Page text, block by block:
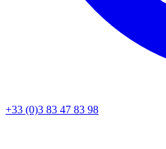
+33 (0)3 83 47 83 98